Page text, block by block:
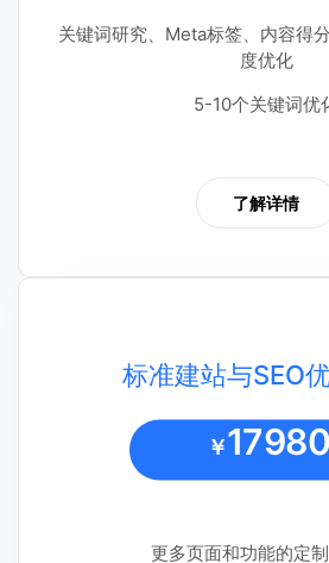
关键词研究、Meta标签、内容得
度优化
5-10个关键词优
了解详情
标准建站与SEO
￥17980
更多页面和功能的定